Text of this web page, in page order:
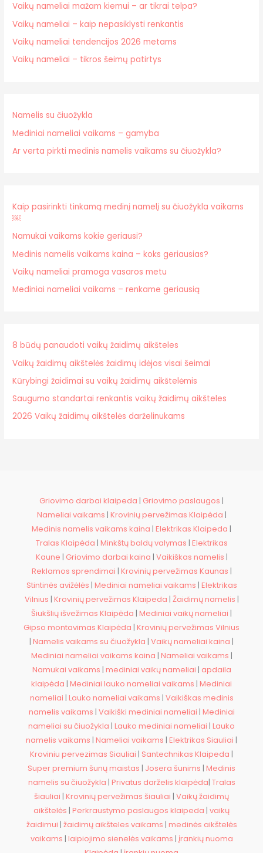
Vaikų nameliai mažam kiemui – ar tikrai telpa?
Vaikų nameliai – kaip nepasiklysti renkantis
Vaikų nameliai tendencijos 2026 metams
Vaikų nameliai – tikros šeimų patirtys
Namelis su čiuožykla
Mediniai nameliai vaikams – gamyba
Ar verta pirkti medinis namelis vaikams su čiuožykla?
Kaip pasirinkti tinkamą medinį namelį su čiuožykla vaikams
￼
Namukai vaikams kokie geriausi?
Medinis namelis vaikams kaina – koks geriausias?
Vaikų nameliai pramoga vasaros metu
Mediniai nameliai vaikams – renkame geriausią
8 būdų panaudoti vaikų žaidimų aikšteles
Vaikų žaidimų aikštelės žaidimų idėjos visai šeimai
Kūrybingi žaidimai su vaikų žaidimų aikštelėmis
Saugumo standartai renkantis vaikų žaidimų aikšteles
2026 Vaikų žaidimų aikštelės darželinukams
Griovimo darbai klaipeda | Griovimo paslaugos |
Nameliai vaikams | Krovinių pervežimas Klaipėda |
Medinis namelis vaikams kaina | Elektrikas Klaipeda |
Tralas Klaipėda | Minkštų baldų valymas | Elektrikas
Kaune | Griovimo darbai kaina | Vaikiškas namelis |
Reklamos sprendimai | Krovinių pervežimas Kaunas |
Stintinės avižėlės | Mediniai nameliai vaikams | Elektrikas
Vilnius | Krovinių pervežimas Klaipeda | Žaidimų namelis |
Šiukšlių išvežimas Klaipėda | Mediniai vaikų nameliai |
Gipso montavimas Klaipėda | Krovinių pervežimas Vilnius
| Namelis vaikams su čiuožykla | Vaikų nameliai kaina |
Mediniai nameliai vaikams kaina | Nameliai vaikams |
Namukai vaikams | mediniai vaikų nameliai | apdaila
klaipėda | Mediniai lauko nameliai vaikams | Mediniai
nameliai | Lauko nameliai vaikams | Vaikiškas medinis
namelis vaikams | Vaikiški mediniai nameliai | Mediniai
nameliai su čiuožykla | Lauko mediniai nameliai | Lauko
namelis vaikams | Nameliai vaikams | Elektrikas Siauliai |
Kroviniu pervezimas Siauliai | Santechnikas Klaipeda |
Super premium šunų maistas | Josera šunims | Medinis
namelis su čiuožykla | Privatus darželis klaipėda| Tralas
šiauliai | Krovinių pervežimas šiauliai | Vaikų žaidimų
aikštelės | Perkraustymo paslaugos klaipeda | vaikų
žaidimui | žaidimų aikšteles vaikams | medinės aikštelės
vaikams | laipiojimo sienelės vaikams | įrankių nuoma